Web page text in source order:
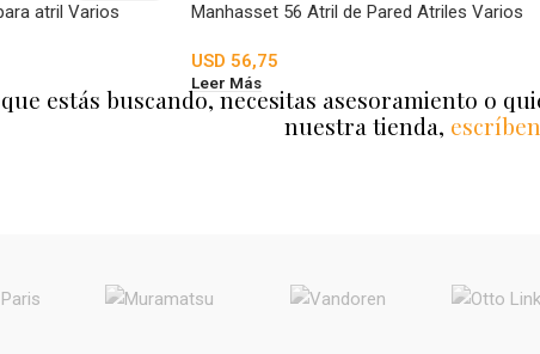
atril Varios Manhasset 56 Atril de Pared Atriles Varios
USD 56,75
Leer Más
estás buscando, necesitas asesoramiento o
nuestra tienda,